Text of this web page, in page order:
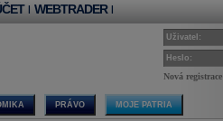
| WEBTRADER |
Uživatel:
Heslo:
Nová registrace
PRÁVO MOJE PATRIA